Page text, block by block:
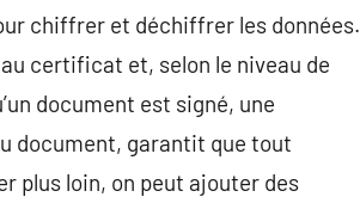
chiffrer et déchiffrer les données.
certificat et, selon le niveau de
document est signé, une
document, garantit que tout
plus loin, on peut ajouter des